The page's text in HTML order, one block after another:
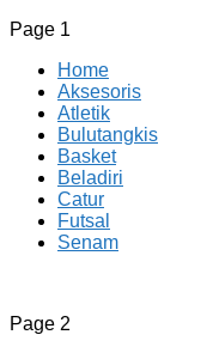
Page 1
Home
Aksesoris
Atletik
Bulutangkis
Basket
Beladiri
Catur
Futsal
Senam
CV JAYA BERSAMA Co
Menyediakan Semua
Page 2